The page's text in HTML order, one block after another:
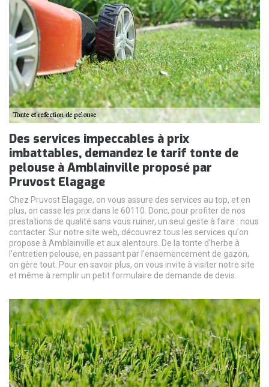
Des services impeccables à prix
imbattables, demandez le tarif tonte de
pelouse à Amblainville proposé par
Pruvost Elagage
Chez Pruvost Elagage, on vous assure des services au top, et en
plus, on casse les prix dans le 60110. Donc, pour profiter de nos
prestations de qualité sans vous ruiner, un seul geste à faire : nous
contacter. Sur notre site web, découvrez tous les services qu'on
propose à Amblainville et aux alentours. De la tonte d'herbe à
l'entretien pelouse, en passant par l'ensemencement de gazon,
on gère tout. Pour en savoir plus, on vous invite à visiter notre site
et même à remplir un petit formulaire de demande de devis.